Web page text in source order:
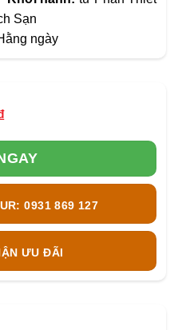
Sạn
ngày
0931 869 127
ƯU ĐÃI